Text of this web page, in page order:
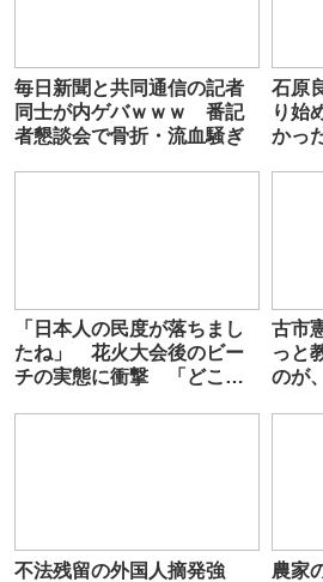
毎日新聞と共同通信の記者
同士が内ゲバｗｗｗ 番記
者懇談会で骨折・流血騒ぎ
石原
り始
かっ
「日本人の民度が落ちまし
たね」 花火大会後のビー
チの実態に衝撃 「どこま
古市
っと
のが
不法残留の外国人摘発強
農家